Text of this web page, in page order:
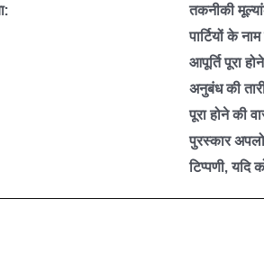
तकनीकी
पार्टियों के
आपूर्ति पूरा
अनुबंध की
पूरा होने की
पुरस्कार
टिप्पणी, यदि